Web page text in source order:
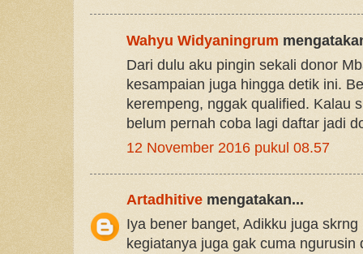
Wahyu Widyaningrum
Dari dulu aku pingin sekali donor
kesampaian juga hingga detik ini.
kerempeng, nggak qualified. Kalau
belum pernah coba lagi daftar jadi
12 November 2016 pukul 08.57
Artadhitive mengatakan...
Iya bener banget, Adikku juga
kegiatanya juga gak cuma ngurusin